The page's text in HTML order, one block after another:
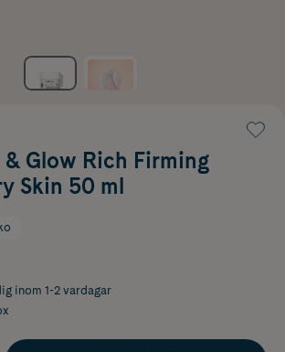
Glow Rich Firming
Skin 50 ml
inom 1-2 vardagar